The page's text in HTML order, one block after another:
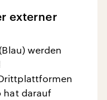
externer
werden
hat darauf